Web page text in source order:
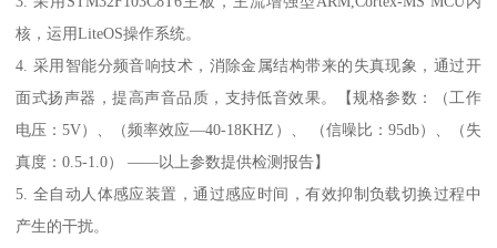
核，运用LiteOS操作系统。
4. 采用智能分频音响技术，消除金属结构带来的失真现象，通过开
面式扬声器，提高声音品质，支持低音效果。【规格参数：（工作
电压：5V）、（频率效应—40-18KHZ）、 （信噪比：95db）、（失
真度：0.5-1.0） ——以上参数提供检测报告】
5. 全自动人体感应装置，通过感应时间，有效抑制负载切换过程中
产生的干扰。